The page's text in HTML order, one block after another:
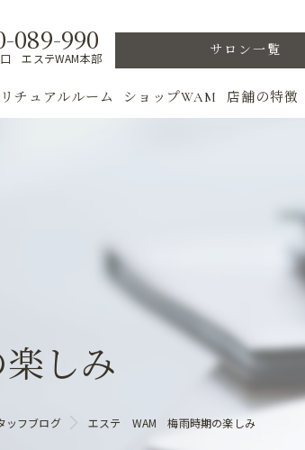
089-990
エステWAM本部
サロン一覧
ィットネス
リチュアルルーム ショップWAM 店舗の特徴
スキンケア
しみ
ッフブログ エステ WAM 梅雨時期の楽しみ